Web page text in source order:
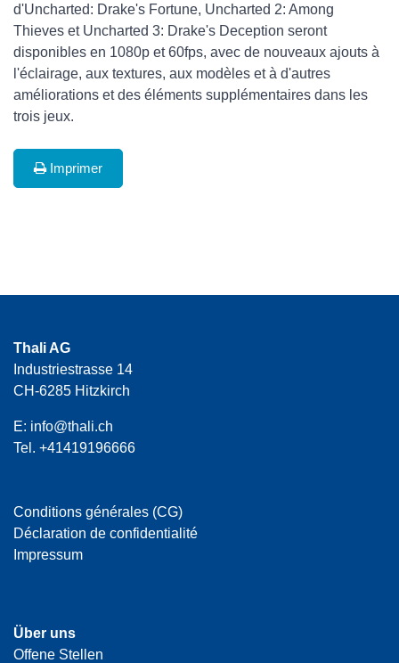
d'Uncharted: Drake's Fortune, Uncharted 2: Among
Thieves et Uncharted 3: Drake's Deception seront
disponibles en 1080p et 60fps, avec de nouveaux ajouts à
l'éclairage, aux textures, aux modèles et à d'autres
améliorations et des éléments supplémentaires dans les
trois jeux.
Imprimer
Thali AG
Industriestrasse 14
CH-6285 Hitzkirch
E: info@thali.ch
Tel. +41419196666
Conditions générales (CG)
Déclaration de confidentialité
Impressum
Über uns
Offene Stellen